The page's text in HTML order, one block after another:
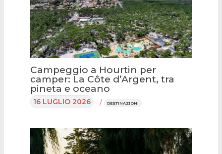
Campeggio a Hourtin per
camper: La Côte d’Argent, tra
pineta e oceano
16 LUGLIO 2026 / DESTINAZIONI